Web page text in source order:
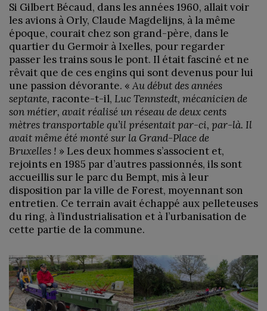
Si Gilbert Bécaud, dans les années 1960, allait voir
les avions à Orly, Claude Magdelijns, à la même
époque, courait chez son grand-père, dans le
quartier du Germoir à Ixelles, pour regarder
passer les trains sous le pont. Il était fasciné et ne
rêvait que de ces engins qui sont devenus pour lui
une passion dévorante. « Au début des années
septante, raconte-t-il, Luc Tennstedt, mécanicien de
son métier, avait réalisé un réseau de deux cents
mètres transportable qu’il présentait par-ci, par-là. Il
avait même été monté sur la Grand-Place de
Bruxelles ! » Les deux hommes s’associent et,
rejoints en 1985 par d’autres passionnés, ils sont
accueillis sur le parc du Bempt, mis à leur
disposition par la ville de Forest, moyennant son
entretien. Ce terrain avait échappé aux pelleteuses
du ring, à l’industrialisation et à l’urbanisation de
cette partie de la commune.